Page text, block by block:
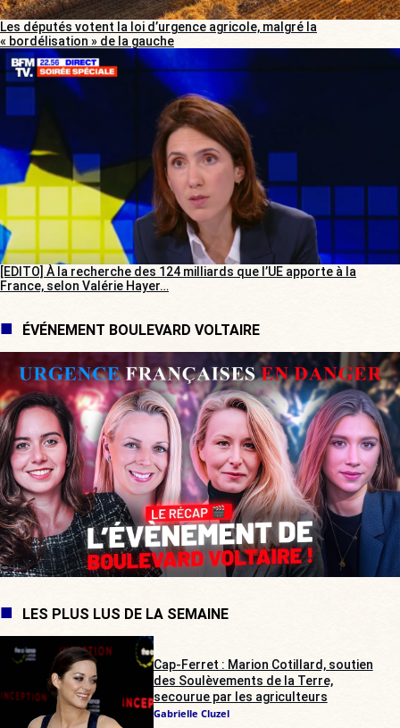
Les députés votent la loi d’urgence agricole, malgré la
« bordélisation » de la gauche
[EDITO] À la recherche des 124 milliards que l’UE apporte à la
France, selon Valérie Hayer…
ÉVÉNEMENT BOULEVARD VOLTAIRE
LES PLUS LUS DE LA SEMAINE
Cap-Ferret : Marion Cotillard, soutien
des Soulèvements de la Terre,
secourue par les agriculteurs
Gabrielle Cluzel